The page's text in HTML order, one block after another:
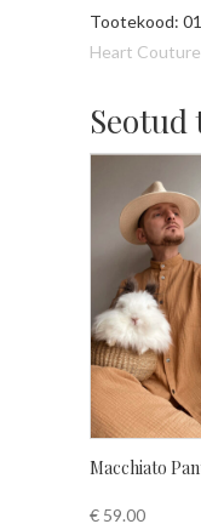
Tootekood:
Heart
Seotud
Macchiato
€ 59.00